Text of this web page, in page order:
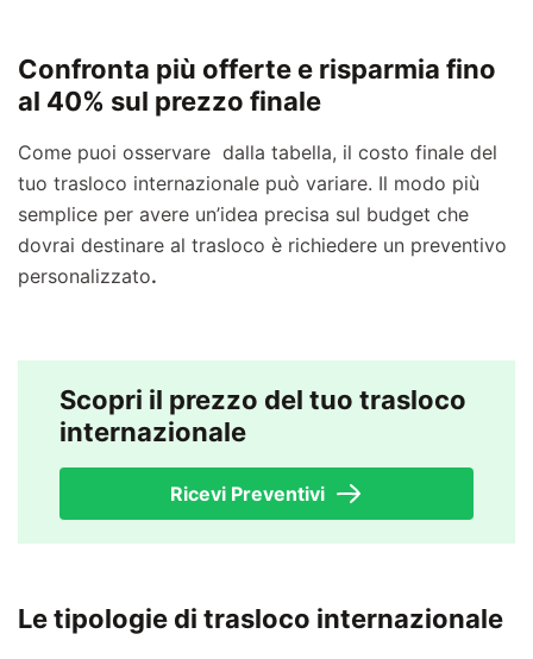
Confronta più offerte e risparmia fino
al 40% sul prezzo finale
Come puoi osservare dalla tabella, il costo finale del
tuo trasloco internazionale può variare. Il modo più
semplice per avere un’idea precisa sul budget che
dovrai destinare al trasloco è richiedere un preventivo
personalizzato.
Scopri il prezzo del tuo trasloco
internazionale
Ricevi Preventivi
Le tipologie di trasloco internazionale